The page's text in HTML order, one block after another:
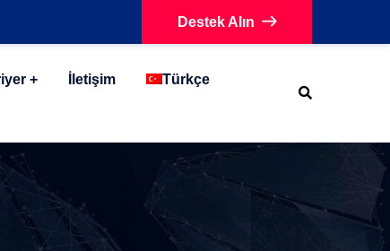
Destek Alın
İletişim Türkçe